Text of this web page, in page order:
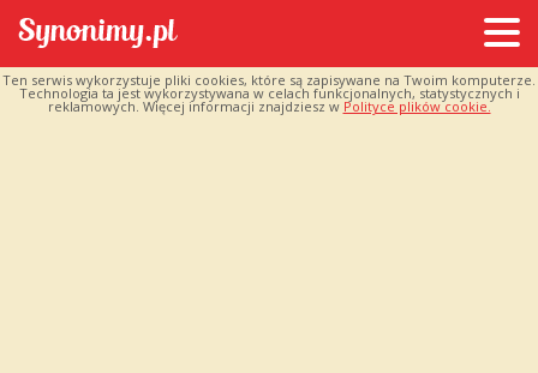
Ten serwis wykorzystuje pliki cookies, które są zapisywane na Twoim komputerze.
Technologia ta jest wykorzystywana w celach funkcjonalnych, statystycznych i
reklamowych. Więcej informacji znajdziesz w Polityce plików cookie.